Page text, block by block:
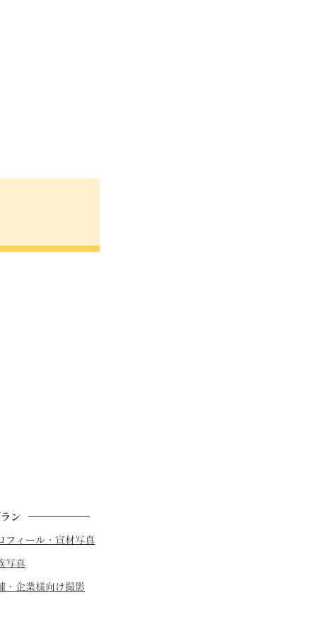
ン
フィール・宣材写真
・企業様向け撮影
写真